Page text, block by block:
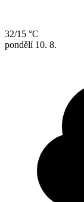
32/15 °C
pondělí 10. 8.